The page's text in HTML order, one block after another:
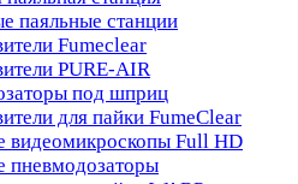
паяльные станции
Fumeclear
PURE-AIR
под шприц
для пайки FumeClear
видеомикроскопы Full HD
пневмодозаторы